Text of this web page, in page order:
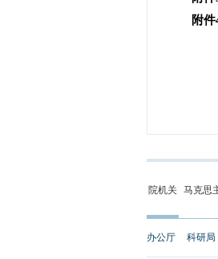
附
院机关 马克思
办公厅 科研局